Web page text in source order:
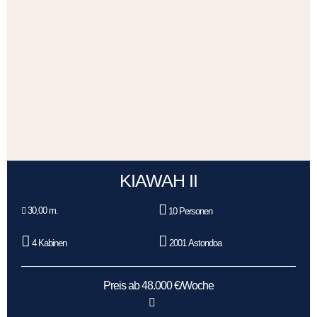
KIAWAH II
30,00 m. 10 Personen
4 Kabinen 2001 Astondoa
Preis ab 48.000 €/Woche